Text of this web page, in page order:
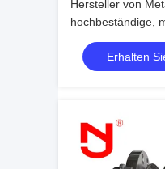
Hersteller von
hochbeständige,
ausgekleidete,
Erhalten